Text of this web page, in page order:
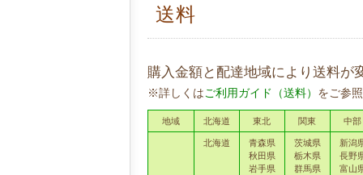
送料
購入金額と配達地域により送料が
※詳しくはご利用ガイド（送料） をご参
地域 北海道 東北 関東 中部
北海道
青森県
秋田県
岩手県
茨城県
栃木県
群馬県
新潟
長野
富山